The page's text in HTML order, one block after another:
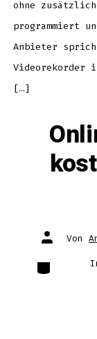
ohne
programmiert
Anbieter
Videorekorder
[…]
Autor
des Von
Kategorien